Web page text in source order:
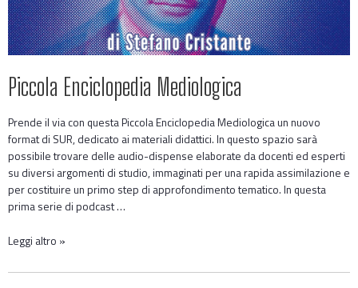
Piccola Enciclopedia Mediologica
Prende il via con questa Piccola Enciclopedia Mediologica un nuovo
format di SUR, dedicato ai materiali didattici. In questo spazio sarà
possibile trovare delle audio-dispense elaborate da docenti ed esperti
su diversi argomenti di studio, immaginati per una rapida assimilazione e
per costituire un primo step di approfondimento tematico. In questa
prima serie di podcast …
Leggi altro »